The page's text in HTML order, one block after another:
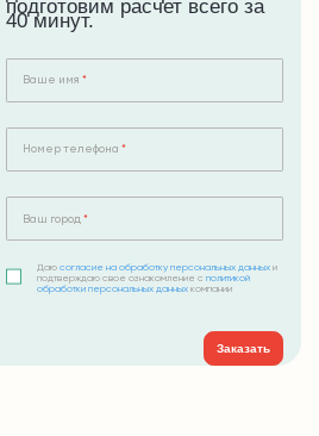
подготовим расчет всего за
40 минут.
Ваше имя
Номер телефона
Ваш город
Даюсогласие на обработку персональных данных и
подтверждаю свое ознакомление сполитикой
обработки персональных данных компании
Заказать